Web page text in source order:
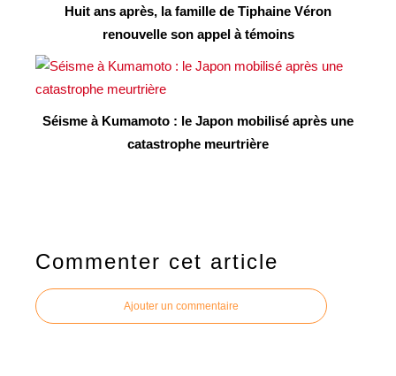
Huit ans après, la famille de Tiphaine Véron
renouvelle son appel à témoins
Séisme à Kumamoto : le Japon mobilisé après une
catastrophe meurtrière
Commenter cet article
Ajouter un commentaire